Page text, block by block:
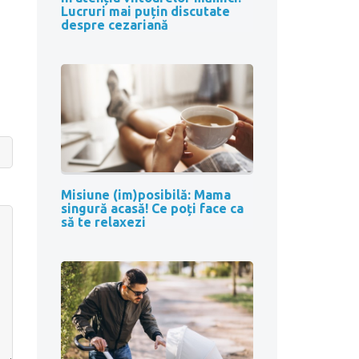
Lucruri mai puțin discutate
despre cezariană
Misiune (im)posibilă: Mama
singură acasă! Ce poți face ca
să te relaxezi